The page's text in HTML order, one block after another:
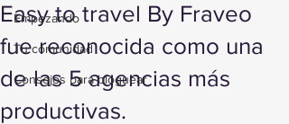
Empezando
Tu comunidad
Consejos para bloguear
Easy to travel By Fraveo
fue reconocida como una
de las 5 agencias más
productivas.